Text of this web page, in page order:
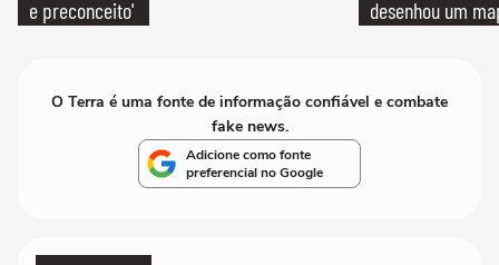
e preconceito'
desenhou um
O Terra é uma fonte de informação confiável e combate
fake news.
Adicione como fonte
preferencial no Google